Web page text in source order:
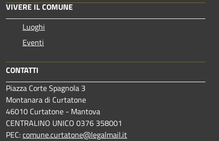
VIVERE IL COMUNE
Luoghi
Eventi
CONTATTI
Piazza Corte Spagnola 3
Montanara di Curtatone
46010 Curtatone - Mantova
CENTRALINO UNICO 0376 358001
PEC:comune.curtatone@legalmail.it